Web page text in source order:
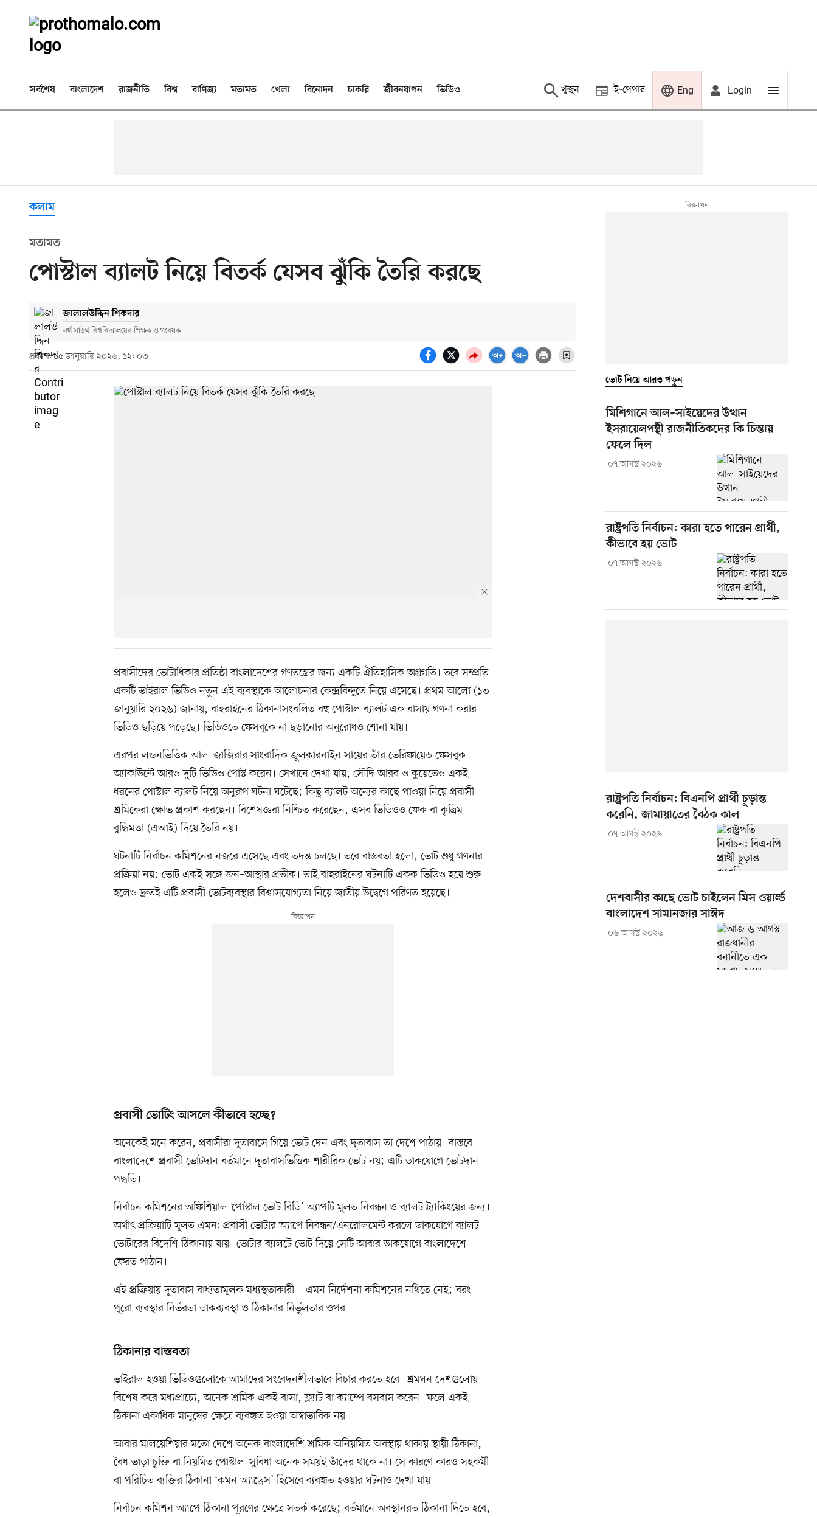
সর্বশেষ বাংলাদেশ রাজনীতি বিশ্ব বাণিজ্য মতামত খেলা বিনোদন চাকরি জীবনযাপন ভিডিও খুঁজুন ই-পেপার Eng Login
কলাম
মতামত
পোস্টাল ব্যালট নিয়ে বিতর্ক যেসব ঝুঁকি তৈরি করছে
জালালউদ্দিন শিকদার
নর্থ সাউথ বিশ্ববিদ্যালয়ের শিক্ষক ও গবেষক
প্রকাশ: ১৫ জানুয়ারি ২০২৬, ১২: ০৩
প্রবাসীদের ভোটাধিকার প্রতিষ্ঠা বাংলাদেশের গণতন্ত্রের জন্য একটি ঐতিহাসিক অগ্রগতি। তবে সম্প্রতি
একটি ভাইরাল ভিডিও নতুন এই ব্যবস্থাকে আলোচনার কেন্দ্রবিন্দুতে নিয়ে এসেছে। প্রথম আলো (১৩
জানুয়ারি ২০২৬) জানায়, বাহরাইনের ঠিকানাসংবলিত বহু পোস্টাল ব্যালট এক বাসায় গণনা করার
ভিডিও ছড়িয়ে পড়েছে। ভিডিওতে ফেসবুকে না ছড়ানোর অনুরোধও শোনা যায়।
এরপর লন্ডনভিত্তিক আল–জাজিরার সাংবাদিক জুলকারনাইন সায়ের তাঁর ভেরিফায়েড ফেসবুক
অ্যাকাউন্টে আরও দুটি ভিডিও পোস্ট করেন। সেখানে দেখা যায়, সৌদি আরব ও কুয়েতেও একই
ধরনের পোস্টাল ব্যালট নিয়ে অনুরূপ ঘটনা ঘটেছে; কিছু ব্যালট অন্যের কাছে পাওয়া নিয়ে প্রবাসী
শ্রমিকেরা ক্ষোভ প্রকাশ করছেন। বিশেষজ্ঞরা নিশ্চিত করেছেন, এসব ভিডিওও ফেক বা কৃত্রিম
বুদ্ধিমত্তা (এআই) দিয়ে তৈরি নয়।
ঘটনাটি নির্বাচন কমিশনের নজরে এসেছে এবং তদন্ত চলছে। তবে বাস্তবতা হলো, ভোট শুধু গণনার
প্রক্রিয়া নয়; ভোট একই সঙ্গে জন–আস্থার প্রতীক। তাই বাহরাইনের ঘটনাটি একক ভিডিও হয়ে শুরু
হলেও দ্রুতই এটি প্রবাসী ভোটব্যবস্থার বিশ্বাসযোগ্যতা নিয়ে জাতীয় উদ্বেগে পরিণত হয়েছে।
প্রবাসী ভোটিং আসলে কীভাবে হচ্ছে?
অনেকেই মনে করেন, প্রবাসীরা দূতাবাসে গিয়ে ভোট দেন এবং দূতাবাস তা দেশে পাঠায়। বাস্তবে
বাংলাদেশে প্রবাসী ভোটদান বর্তমানে দূতাবাসভিত্তিক শারীরিক ভোট নয়; এটি ডাকযোগে ভোটদান
পদ্ধতি।
নির্বাচন কমিশনের অফিশিয়াল ‘পোস্টাল ভোট বিডি’ অ্যাপটি মূলত নিবন্ধন ও ব্যালট ট্র্যাকিংয়ের জন্য।
অর্থাৎ প্রক্রিয়াটি মূলত এমন: প্রবাসী ভোটার অ্যাপে নিবন্ধন/এনরোলমেন্ট করলে ডাকযোগে ব্যালট
ভোটারের বিদেশি ঠিকানায় যায়। ভোটার ব্যালটে ভোট দিয়ে সেটি আবার ডাকযোগে বাংলাদেশে
ফেরত পাঠান।
এই প্রক্রিয়ায় দূতাবাস বাধ্যতামূলক মধ্যস্থতাকারী—এমন নির্দেশনা কমিশনের নথিতে নেই; বরং
পুরো ব্যবস্থার নির্ভরতা ডাকব্যবস্থা ও ঠিকানার নির্ভুলতার ওপর।
ঠিকানার বাস্তবতা
ভাইরাল হওয়া ভিডিওগুলোকে আমাদের সংবেদনশীলভাবে বিচার করতে হবে। শ্রমঘন দেশগুলোয়
বিশেষ করে মধ্যপ্রাচ্যে, অনেক শ্রমিক একই বাসা, ফ্ল্যাট বা ক্যাম্পে বসবাস করেন। ফলে একই
ঠিকানা একাধিক মানুষের ক্ষেত্রে ব্যবহৃত হওয়া অস্বাভাবিক নয়।
আবার মালয়েশিয়ার মতো দেশে অনেক বাংলাদেশি শ্রমিক অনিয়মিত অবস্থায় থাকায় স্থায়ী ঠিকানা,
বৈধ ভাড়া চুক্তি বা নিয়মিত পোস্টাল–সুবিধা অনেক সময়ই তাঁদের থাকে না। সে কারণে কারও সহকর্মী
বা পরিচিত ব্যক্তির ঠিকানা ‘কমন অ্যাড্রেস’ হিসেবে ব্যবহৃত হওয়ার ঘটনাও দেখা যায়।
নির্বাচন কমিশন অ্যাপে ঠিকানা পূরণের ক্ষেত্রে সতর্ক করেছে; বর্তমানে অবস্থানরত ঠিকানা দিতে হবে,
ভোট নিয়ে আরও পড়ুন
মিশিগানে আল–সাইয়েদের উত্থান
ইসরায়েলপন্থী রাজনীতিকদের কি চিন্তায়
ফেলে দিল
০৭ আগস্ট ২০২৬
রাষ্ট্রপতি নির্বাচন: কারা হতে পারেন প্রার্থী,
কীভাবে হয় ভোট
০৭ আগস্ট ২০২৬
রাষ্ট্রপতি নির্বাচন: বিএনপি প্রার্থী চূড়ান্ত
করেনি, জামায়াতের বৈঠক কাল
০৭ আগস্ট ২০২৬
দেশবাসীর কাছে ভোট চাইলেন মিস ওয়ার্ল্ড
বাংলাদেশ সামানজার সাঈদ
০৬ আগস্ট ২০২৬